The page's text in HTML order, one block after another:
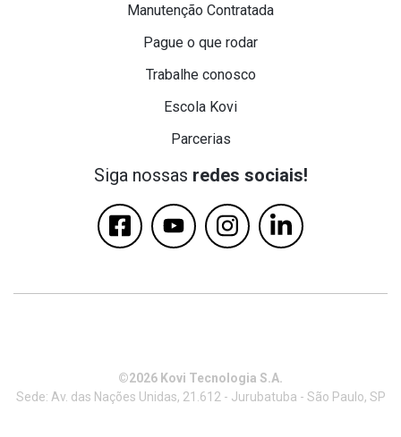
Manutenção Contratada
Pague o que rodar
Trabalhe conosco
Escola Kovi
Parcerias
Siga nossas redes sociais!
©2026 Kovi Tecnologia S.A.
Sede: Av. das Nações Unidas, 21.612 - Jurubatuba - São Paulo, SP